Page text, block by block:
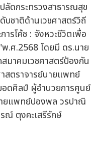
ดกระทรวงสาธารณสุข
บชาติด้านเวชศาสตร์วิถี
รโค้ช : จังหวะชีวิตเพื่อ
.ศ.2568 โดยมี ดร.นาย
มาคมเวชศาสตร์ป้องกัน
สตราจารย์นายแพทย์
ดศิลป์ ผู้อำนวยการศูนย์
ยแพทย์ปองพล วรปาณิ
ณ์ ตุงคะเสรีรักษ์